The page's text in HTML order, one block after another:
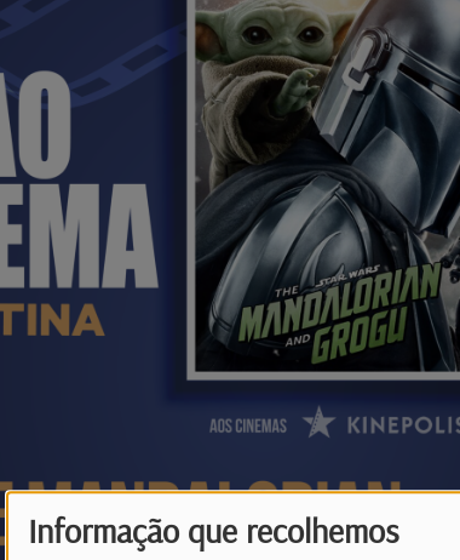
Informação que recolhemos